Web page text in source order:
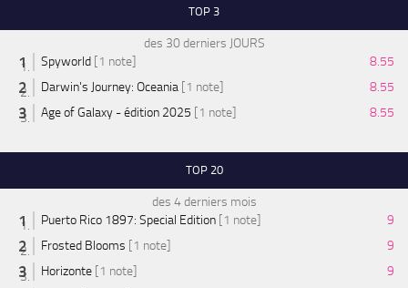
TOP 3
des 30 derniers JOURS
Spyworld [1 note]
8.55
Darwin's Journey: Oceania [1 note]
8.55
Age of Galaxy - édition 2025 [1 note] 8.55
TOP 20
des 4 derniers mois
Puerto Rico 1897: Special Edition [1 note]
9
Frosted Blooms [1 note]
9
Horizonte [1 note]
9